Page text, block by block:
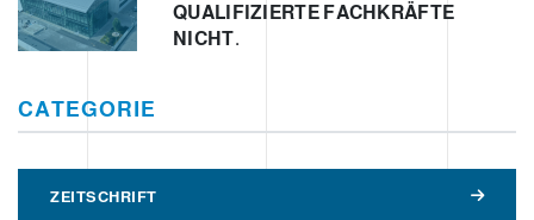
QUALIFIZIERTE FACHKRÄFTE
NICHT.
CATEGORIE
ZEITSCHRIFT